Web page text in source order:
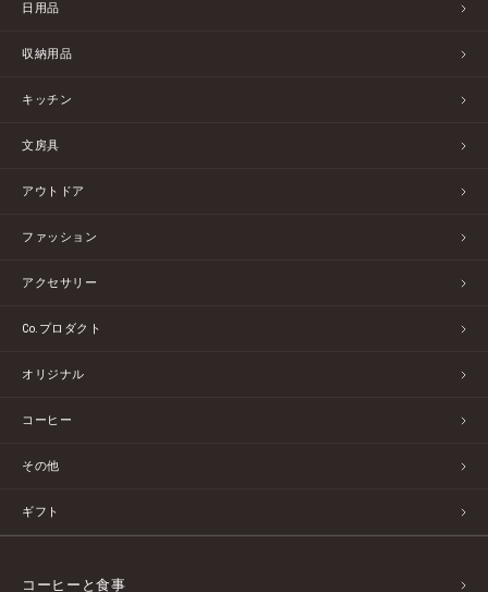
日用品
収納用品
キッチン
文房具
アウトドア
ファッション
アクセサリー
Co.プロダクト
オリジナル
コーヒー
その他
ギフト
コーヒーと食事